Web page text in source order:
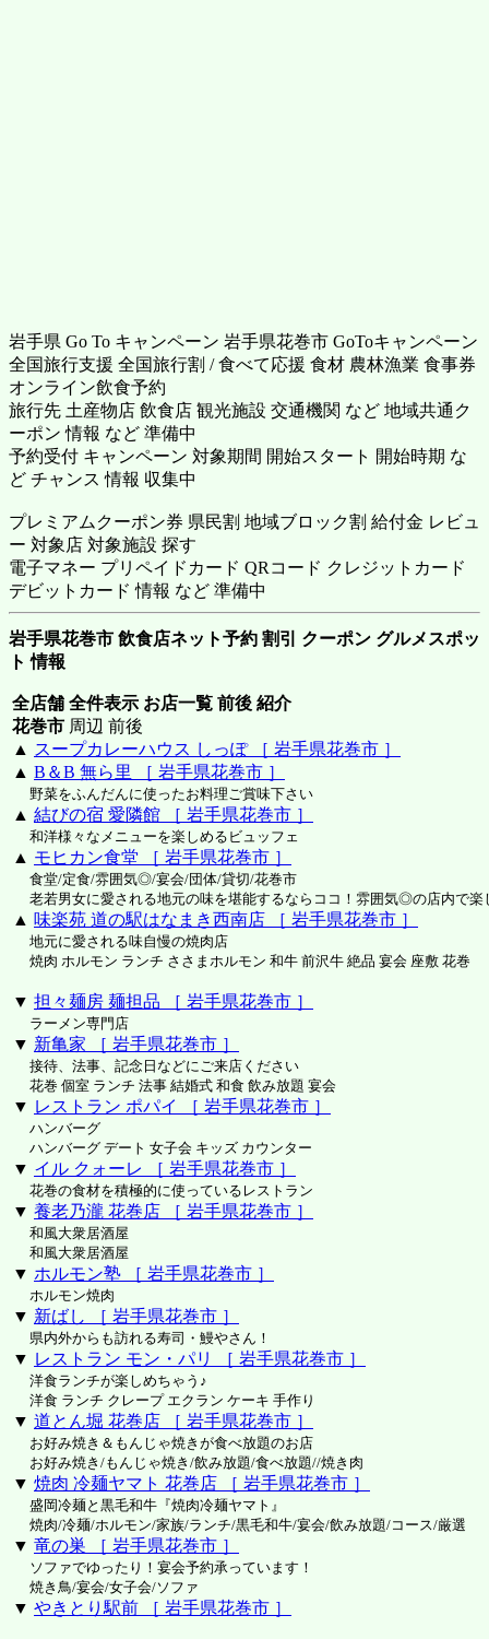
岩手県 Go To キャンペーン 岩手県花巻市 GoToキャンペーン
全国旅行支援 全国旅行割 / 食べて応援 食材 農林漁業 食事券
オンライン飲食予約
旅行先 土産物店 飲食店 観光施設 交通機関 など 地域共通ク
ーポン 情報 など 準備中
予約受付 キャンペーン 対象期間 開始スタート 開始時期 な
ど チャンス 情報 収集中
プレミアムクーポン券 県民割 地域ブロック割 給付金 レビュ
ー 対象店 対象施設 探す
電子マネー プリペイドカード QRコード クレジットカード
デビットカード 情報 など 準備中
岩手県花巻市 飲食店ネット予約 割引 クーポン グルメスポッ
ト 情報
全店舗 全件表示 お店一覧 前後 紹介
花巻市 周辺 前後
▲ スープカレーハウス しっぽ ［ 岩手県花巻市 ］
▲ B＆B 無ら里 ［ 岩手県花巻市 ］
野菜をふんだんに使ったお料理ご賞味下さい
▲ 結びの宿 愛隣館 ［ 岩手県花巻市 ］
和洋様々なメニューを楽しめるビュッフェ
▲ モヒカン食堂 ［ 岩手県花巻市 ］
食堂/定食/雰囲気◎/宴会/団体/貸切/花巻市
老若男女に愛される地元の味を堪能するならココ！雰囲気◎の店内で楽
▲ 味楽苑 道の駅はなまき西南店 ［ 岩手県花巻市 ］
地元に愛される味自慢の焼肉店
焼肉 ホルモン ランチ ささまホルモン 和牛 前沢牛 絶品 宴会 座敷 花巻
▼ 担々麺房 麺担品 ［ 岩手県花巻市 ］
ラーメン専門店
▼ 新亀家 ［ 岩手県花巻市 ］
接待、法事、記念日などにご来店ください
花巻 個室 ランチ 法事 結婚式 和食 飲み放題 宴会
▼ レストラン ポパイ ［ 岩手県花巻市 ］
ハンバーグ
ハンバーグ デート 女子会 キッズ カウンター
▼ イル クォーレ ［ 岩手県花巻市 ］
花巻の食材を積極的に使っているレストラン
▼ 養老乃瀧 花巻店 ［ 岩手県花巻市 ］
和風大衆居酒屋
和風大衆居酒屋
▼ ホルモン塾 ［ 岩手県花巻市 ］
ホルモン焼肉
▼ 新ばし ［ 岩手県花巻市 ］
県内外からも訪れる寿司・鰻やさん！
▼ レストラン モン・パリ ［ 岩手県花巻市 ］
洋食ランチが楽しめちゃう♪
洋食 ランチ クレープ エクラン ケーキ 手作り
▼ 道とん堀 花巻店 ［ 岩手県花巻市 ］
お好み焼き＆もんじゃ焼きが食べ放題のお店
お好み焼き/もんじゃ焼き/飲み放題/食べ放題//焼き肉
▼ 焼肉 冷麺ヤマト 花巻店 ［ 岩手県花巻市 ］
盛岡冷麺と黒毛和牛『焼肉冷麺ヤマト』
焼肉/冷麺/ホルモン/家族/ランチ/黒毛和牛/宴会/飲み放題/コース/厳選
▼ 竜の巣 ［ 岩手県花巻市 ］
ソファでゆったり！宴会予約承っています！
焼き鳥/宴会/女子会/ソファ
▼ やきとり駅前 ［ 岩手県花巻市 ］